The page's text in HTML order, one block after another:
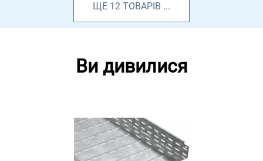
ЩЕ 12 ТОВАРІВ ...
Ви дивилися